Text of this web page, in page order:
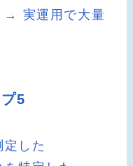
→ 実運用で大量
5
した